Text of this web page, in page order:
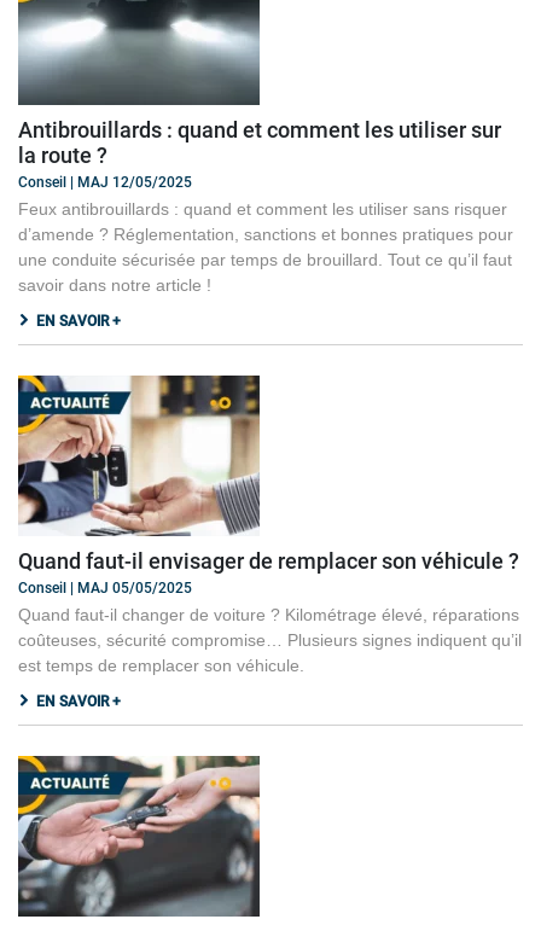
Antibrouillards : quand et comment les utiliser sur
la route ?
Conseil | MAJ 12/05/2025
Feux antibrouillards : quand et comment les utiliser sans risquer
d’amende ? Réglementation, sanctions et bonnes pratiques pour
une conduite sécurisée par temps de brouillard. Tout ce qu’il faut
savoir dans notre article !
EN SAVOIR +
Quand faut-il envisager de remplacer son véhicule ?
Conseil | MAJ 05/05/2025
Quand faut-il changer de voiture ? Kilométrage élevé, réparations
coûteuses, sécurité compromise… Plusieurs signes indiquent qu’il
est temps de remplacer son véhicule.
EN SAVOIR +